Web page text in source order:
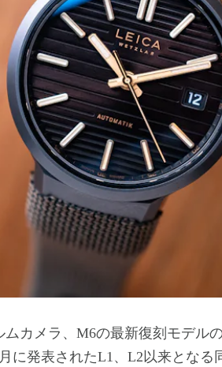
カメラ、M6の最新復刻モデル
に発表されたL1、L2以来となる